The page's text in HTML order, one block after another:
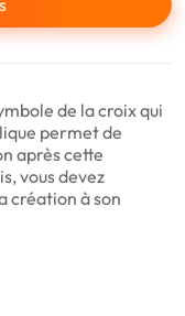
de la croix qui
permet de
après cette
vous devez
création à son